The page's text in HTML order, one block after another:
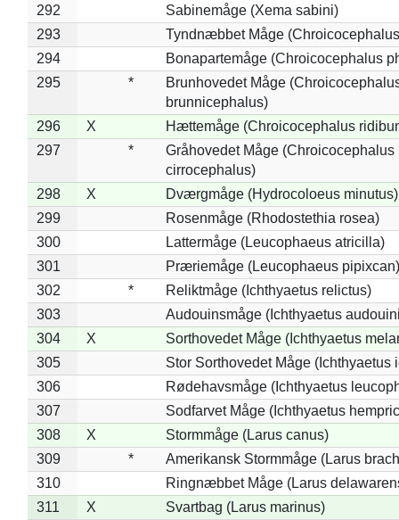
292
Sabinemåge (Xema sabini)
293
Tyndnæbbet Måge
294
Bonapartemåge (Chroicocephalus
295
*
Brunhovedet Måge
brunnicephalus)
296
X
Hættemåge (Chroicocephalus
297
*
Gråhovedet Måge (Chroicocephalus
cirrocephalus)
298
X
Dværgmåge (Hydrocoloeus minutus)
299
Rosenmåge (Rhodostethia rosea)
300
Lattermåge (Leucophaeus atricilla)
301
Præriemåge (Leucophaeus pipixcan)
302
*
Reliktmåge (Ichthyaetus relictus)
303
Audouinsmåge (Ichthyaetus
304
X
Sorthovedet Måge (Ichthyaetus
305
Stor Sorthovedet Måge (Ichthyaetus
306
Rødehavsmåge (Ichthyaetus
307
Sodfarvet Måge (Ichthyaetus
308
X
Stormmåge (Larus canus)
309
*
Amerikansk Stormmåge (Larus
310
Ringnæbbet Måge (Larus
311
X
Svartbag (Larus marinus)